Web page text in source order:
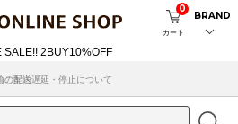
カート
0
BRAND
配送遅延・停止について
ご案内